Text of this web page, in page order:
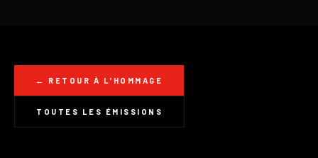
← RETOUR À L'HOMMAGE
TOUTES LES ÉMISSIONS